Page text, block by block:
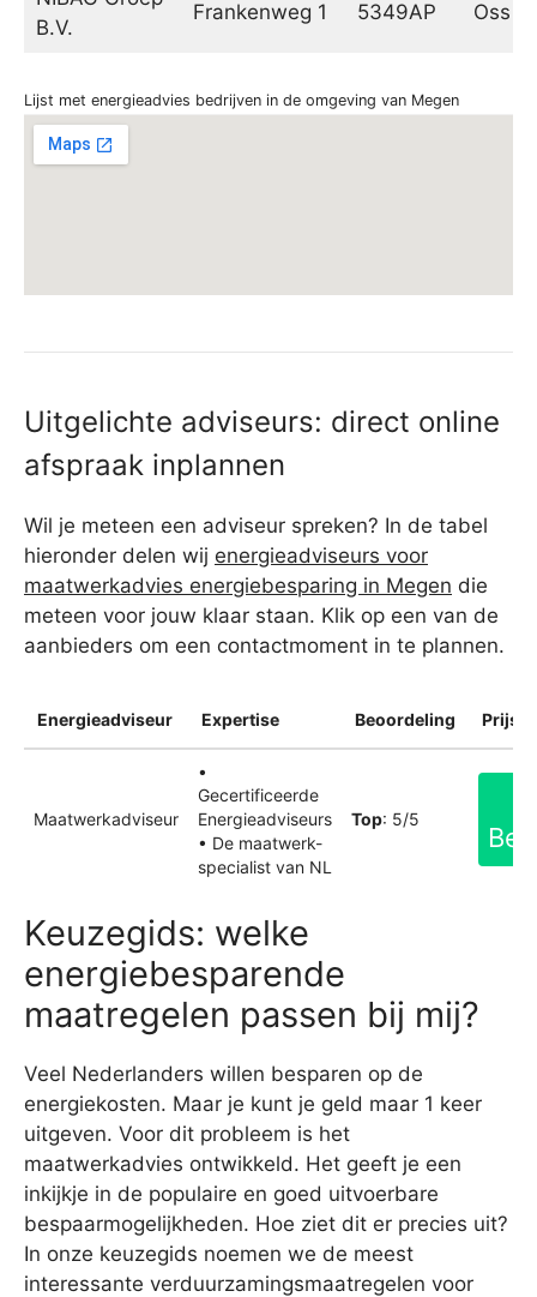
B.V.
Frankenweg 1 5349AP Oss
Lijst met energieadvies bedrijven in de omgeving van Megen
Uitgelichte adviseurs: direct online
afspraak inplannen
Wil je meteen een adviseur spreken? In de tabel
hieronder delen wij energieadviseurs voor
maatwerkadvies energiebesparing in Megen die
meteen voor jouw klaar staan. Klik op een van de
aanbieders om een contactmoment in te plannen.
Energieadviseur Expertise Beoordeling
Maatwerkadviseur
•
Gecertificeerde
Energieadviseurs
• De maatwerk-
specialist van NL
Top: 5/5
Keuzegids: welke
energiebesparende
maatregelen passen bij mij?
Veel Nederlanders willen besparen op de
energiekosten. Maar je kunt je geld maar 1 keer
uitgeven. Voor dit probleem is het
maatwerkadvies ontwikkeld. Het geeft je een
inkijkje in de populaire en goed uitvoerbare
bespaarmogelijkheden. Hoe ziet dit er precies uit?
In onze keuzegids noemen we de meest
interessante verduurzamingsmaatregelen voor